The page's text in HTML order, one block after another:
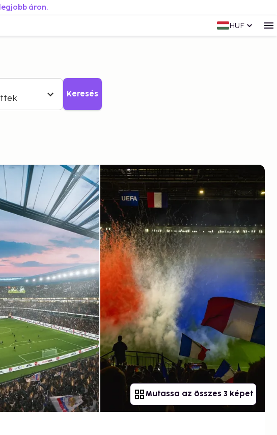
áron.
HUF
Keresés
Mutassa az összes 3 képet